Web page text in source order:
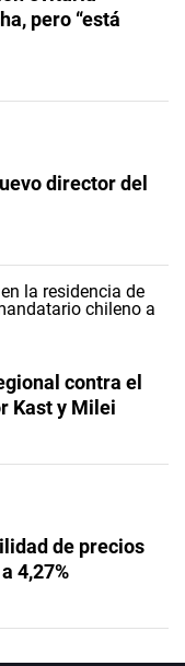
pero “está
director del
contra el
Kast y Milei
de precios
4,27%